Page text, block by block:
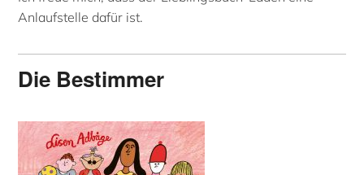
Anlaufstelle dafür ist.
Die Bestimmer